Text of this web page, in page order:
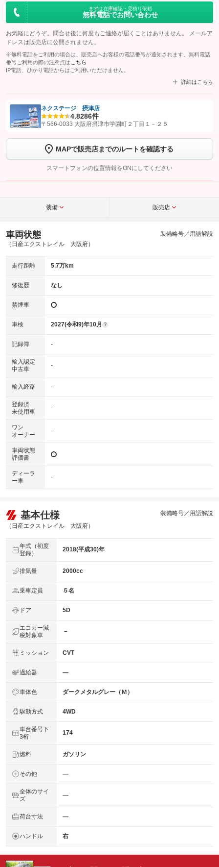
まずは在庫確認・見積り依頼
無料電話でお問い合わせ
お気軽にどうぞ。問合せ後に何度もご連絡が届くことはありません。 メールア
ドレスは販売店に公開されません。
※無料電話をご利用の場合は、販売店へお客様の電話番号が通知されます。無料電話
番号ご利用の際の注意点は こちら
IP電話、ひかり電話からはご利用いただけません。
詳細はこちら
【STEP1】認証画面でグーネットを友だち追加してから「許可する」ボタンを押
トーク画面で
ボタンをタップして問い合わせを
完了してください。
こちら
ネクステージ 摂津店
4.8286件
〒566-0033 大阪府摂津市学園町２丁目１－２５
MAPで販売店までのルートを確認する
スマートフォンの位置情報をONにしてください
装備 販売店
車両状態
（日産エクストレイル 大阪府）
装備略号／用語解説
走行距離 5.7万km
修復歴 なし
禁煙車
車検 2027(令和9)年10月 ?
記録簿 -
輸入認定
中古車
-
輸入経路 -
登録済
未使用車
-
ワン
オーナー
-
車両状態
評価書
ディーラ
ー車
-
基本仕様
（日産エクストレイル 大阪府）
装備略号／用語解説
年式（初度
登録）
2018(平成30)年
排気量 2000cc
乗車定員 ５名
ドア 5D
エコカー減
税対象車
－
ミッション CVT
過給器 ―
車体色 ダークメタルグレー（Ｍ）
駆動方式 4WD
車台番号下
3桁
174
燃料 ガソリン
その他 ―
全体のサイ
ズ
―
荷台寸法 ―
ハンドル 右